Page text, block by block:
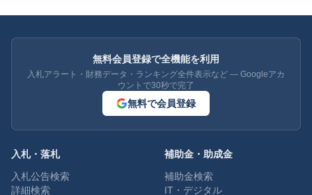
無料会員登録で全機能を利用
入札アラート・財務データ・ランキング全件表示など — Googleアカ
ウントで30秒で完了
無料で会員登録
入札・落札
入札公告検索
詳細検索
補助金・助成金
補助金検索
IT・デジタル